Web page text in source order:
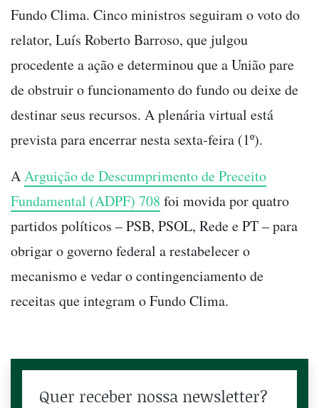
Fundo Clima. Cinco ministros seguiram o voto do
relator, Luís Roberto Barroso, que julgou
procedente a ação e determinou que a União pare
de obstruir o funcionamento do fundo ou deixe de
destinar seus recursos. A plenária virtual está
prevista para encerrar nesta sexta-feira (1º).
AArguição de Descumprimento de Preceito
Fundamental (ADPF) 708 foi movida por quatro
partidos políticos – PSB, PSOL, Rede e PT – para
obrigar o governo federal a restabelecer o
mecanismo e vedar o contingenciamento de
receitas que integram o Fundo Clima.
Quer receber nossa newsletter?